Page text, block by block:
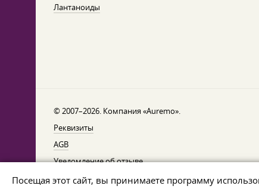
Посещая этот сайт, вы принимаете программу
Лантаноиды
© 2007–2026. Компания «Auremo».
Реквизиты
AGB
Уведомление об отзыве
Защита данных